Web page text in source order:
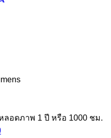
ลอดภาพ 1 ปี หรือ 1000 ชม.